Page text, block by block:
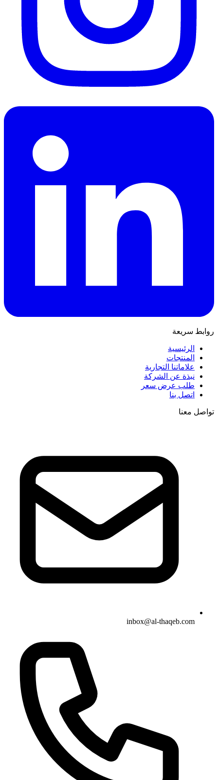
روابط سريعة
الرئيسية
المنتجات
علاماتنا التجارية
نبذة عن الشركة
طلب عرض سعر
اتصل بنا
تواصل معنا
inbox@al-thaqeb.com